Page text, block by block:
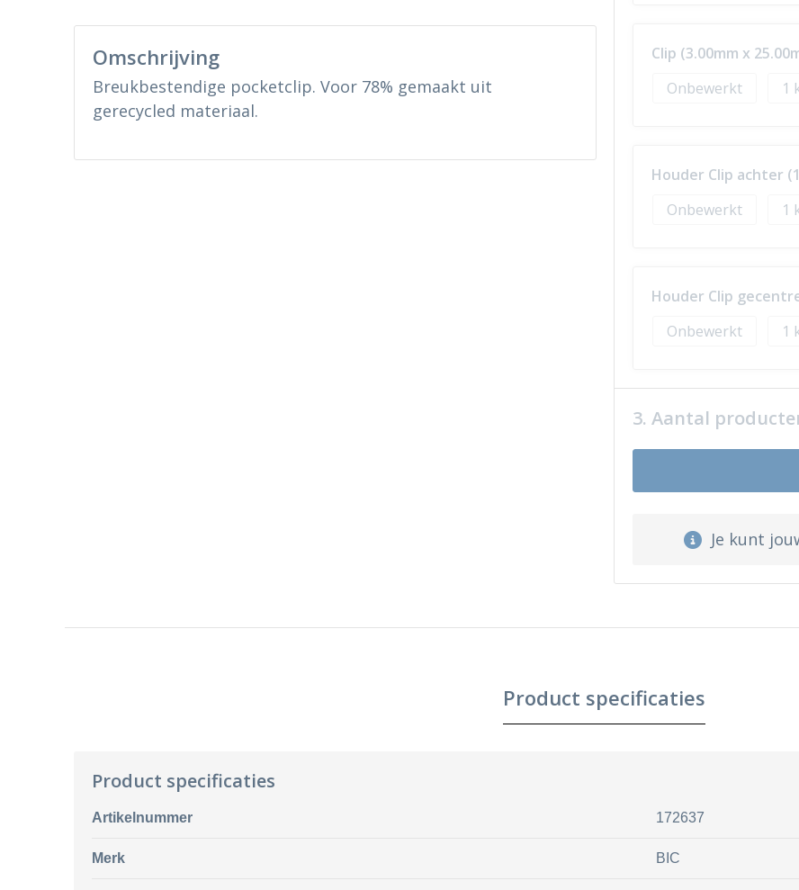
Omschrijving
Breukbestendige pocketclip. Voor 78% gemaakt uit
gerecycled materiaal.
Clip (3.00mm x
Onbewerkt
1
Houder Clip achter
Onbewerkt
1
Houder Clip
Onbewerkt
1
3. Aantal
Je kunt
Product specificaties
Product specificaties
Artikelnummer 172637
Merk BIC